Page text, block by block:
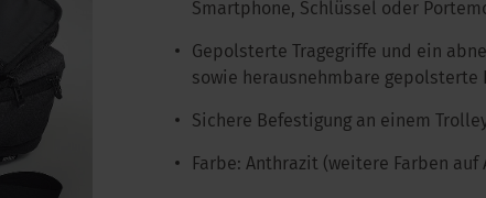
Smartphone, Schlüssel oder
Gepolsterte Tragegriffe und ein
sowie herausnehmbare gepolsterte
Sichere Befestigung an einem
Farbe: Anthrazit (weitere Farben auf